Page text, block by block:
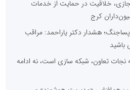
عمومی؛ چرا پس از حذف تیم‌های
جهان را تسخیر می‌کند؟
از قبل لو رفته؟ ادعای عجیب درباره قهرمانی پرتغال و
دوهای با مانع ایران، سه‌گانه قهرمانی را